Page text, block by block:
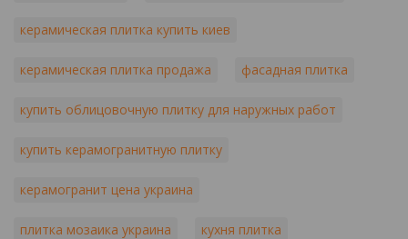
керамическая плитка купить киев
керамическая плитка продажа фасадная плитка
купить облицовочную плитку для наружных работ
купить керамогранитную плитку
керамогранит цена украина
плитка мозаика украина кухня плитка